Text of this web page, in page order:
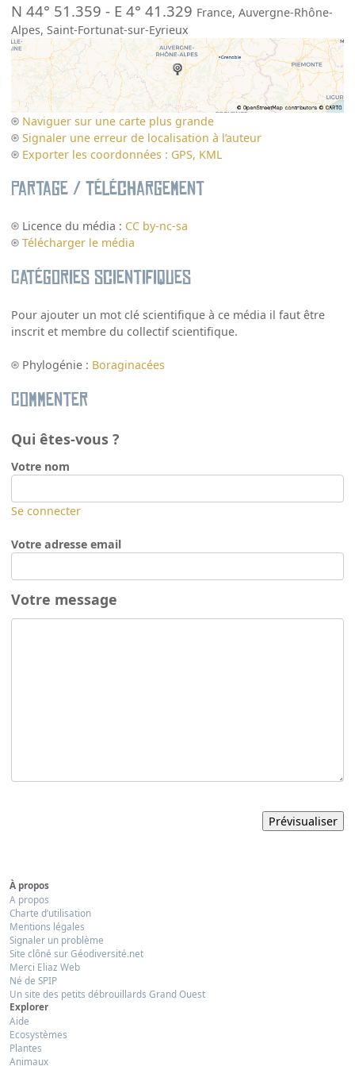
N 44° 51.359 - E 4° 41.329 France,Auvergne-Rhône-
Alpes,Saint-Fortunat-sur-Eyrieux
Naviguer sur une carte plus grande
Signaler une erreur de localisation à l’auteur
Exporter les coordonnées : GPS, KML
Partage / Téléchargement
Licence du média : CC by-nc-sa
Télécharger le média
Catégories scientifiques
Pour ajouter un mot clé scientifique à ce média il faut être
inscrit et membre du collectif scientifique.
Phylogénie : Boraginacées
Commenter
Qui êtes-vous ?
Votre nom
Se connecter
Votre adresse email
Votre message
À propos
A propos
Charte d’utilisation
Mentions légales
Signaler un problème
Site clôné sur Géodiversité.net
Merci Eliaz Web
Né de SPIP
Un site des petits débrouillards Grand Ouest
Explorer
Aide
Ecosystèmes
Plantes
Animaux